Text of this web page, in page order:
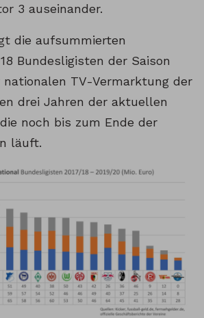
3 auseinander.
die aufsummierten
Bundesligisten der Saison
nationalen TV-Vermarktung der
drei Jahren der aktuellen
noch bis zum Ende der
läuft.